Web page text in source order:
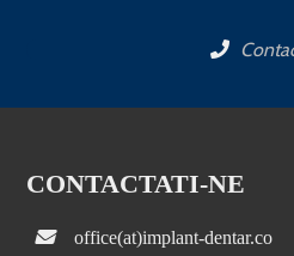
CONTACTATI-NE
office(at)implant-dentar.co